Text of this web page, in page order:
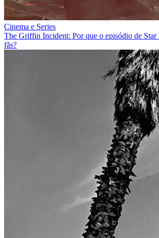
Cinema e Series
The Griffin Incident: Por que o episódio de
fãs?